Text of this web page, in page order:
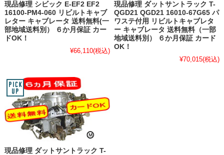
現品修理 シビック E-EF2 EF2
16100-PM4-060 リビルトキャブ
レター キャブレータ 送料無料(一
部地域送料別） ６か月保証 カー
ドOK！
¥66,110(税込)
現品修理 ダットサントラック T-
QGD21 QGD21 16010-67G65 パ
ワステ付用 リビルトキャブレタ
ー キャブレータ 送料無料（一部
地域送料別） ６か月保証 カード
OK！
¥70,015(税込)
現品修理 ダットサントラック T-